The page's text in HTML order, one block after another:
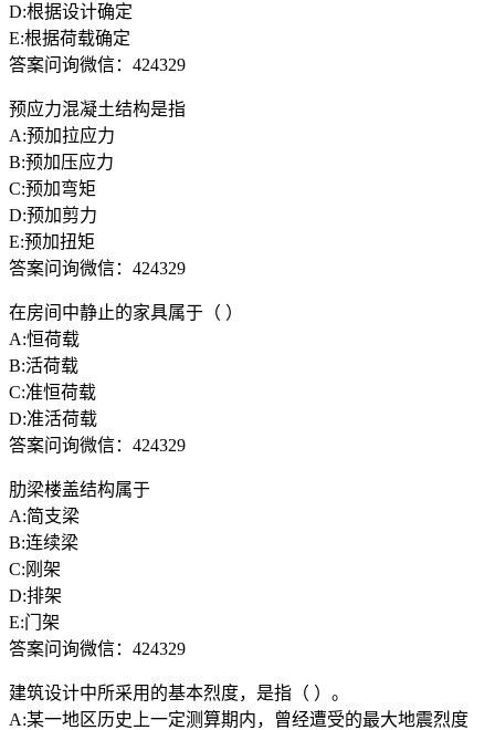
D:根据设计确定
E:根据荷载确定
答案问询微信：424329
预应力混凝土结构是指
A:预加拉应力
B:预加压应力
C:预加弯矩
D:预加剪力
E:预加扭矩
答案问询微信：424329
在房间中静止的家具属于（ ）
A:恒荷载
B:活荷载
C:准恒荷载
D:准活荷载
答案问询微信：424329
肋梁楼盖结构属于
A:简支梁
B:连续梁
C:刚架
D:排架
E:门架
答案问询微信：424329
建筑设计中所采用的基本烈度，是指（ ）。
A:某一地区历史上一定测算期内，曾经遭受的最大地震烈度